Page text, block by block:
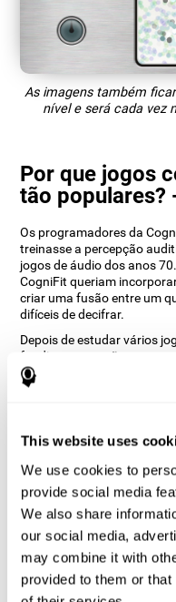
This website uses
We use cookies to
provide social media
We also share
our social media,
may combine it with
provided to them or
As imagens também
nível e será cada vez
Por que jogos
tão populares?
Os programadores da
treinasse a percepção
jogos de áudio dos anos
CogniFit queriam
criar uma fusão entre um
difíceis de decifrar.
Depois de estudar vários
fundir a percepção sonora
além disso, foi capaz de
pudesse ser treinado
Como o jogo
melhora as
cognitivas?
Usar jogos como o
activação neuronal
nossas habilidades pode
reorganizar os circuitos
cognitivas. O jogo